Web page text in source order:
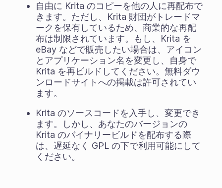
自由に Krita のコピーを他の人に再配布で
きます。ただし、Krita 財団がトレードマ
ークを保有しているため、商業的な再配
布は制限されています。もし、Krita を
eBay などで販売したい場合は、アイコン
とアプリケーション名を変更し、自身で
Krita を再ビルドしてください。無料ダウ
ンロードサイトへの掲載は許可されてい
ます。
Krita のソースコードを入手し、変更でき
ます。しかし、あなたのバージョンの
Krita のバイナリービルドを配布する際
は、遅延なく GPL の下で利用可能にして
ください。